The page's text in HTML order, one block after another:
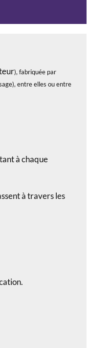
), fabriquée par
entre elles ou entre
à chaque
à travers les